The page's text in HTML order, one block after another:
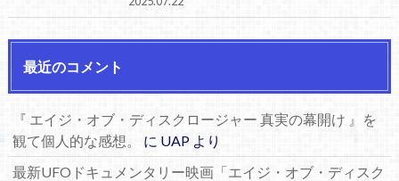
最近のコメント
『 エイジ・オブ・ディスクロージャー 真実の幕開け 』を
観て個人的な感想。
に UAPより
最新UFOドキュメンタリー映画「エイジ・オブ・ディスク